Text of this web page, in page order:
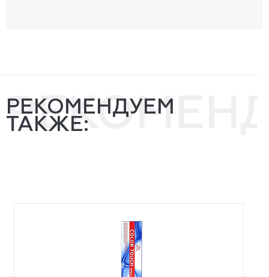
РЕКОМЕНДУЕМ
ТАКЖЕ: